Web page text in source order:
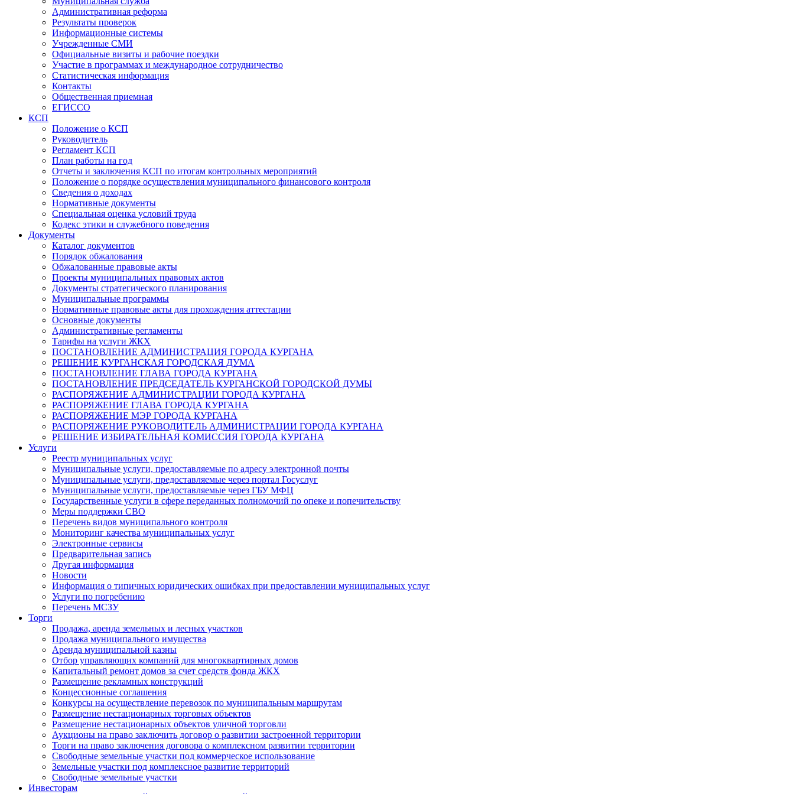
Административная реформа
Результаты проверок
Информационные системы
Учрежденные СМИ
Официальные визиты и рабочие поездки
Участие в программах и международное сотрудничество
Статистическая информация
Контакты
Общественная приемная
ЕГИССО
КСП
Положение о КСП
Руководитель
Регламент КСП
План работы на год
Отчеты и заключения КСП по итогам контрольных мероприятий
Положение о порядке осуществления муниципального финансового контроля
Сведения о доходах
Нормативные документы
Специальная оценка условий труда
Кодекс этики и служебного поведения
Документы
Каталог документов
Порядок обжалования
Обжалованные правовые акты
Проекты муниципальных правовых актов
Документы стратегического планирования
Муниципальные программы
Нормативные правовые акты для прохождения аттестации
Основные документы
Административные регламенты
Тарифы на услуги ЖКХ
ПОСТАНОВЛЕНИЕ АДМИНИСТРАЦИЯ ГОРОДА КУРГАНА
РЕШЕНИЕ КУРГАНСКАЯ ГОРОДСКАЯ ДУМА
ПОСТАНОВЛЕНИЕ ГЛАВА ГОРОДА КУРГАНА
ПОСТАНОВЛЕНИЕ ПРЕДСЕДАТЕЛЬ КУРГАНСКОЙ ГОРОДСКОЙ ДУМЫ
РАСПОРЯЖЕНИЕ АДМИНИСТРАЦИИ ГОРОДА КУРГАНА
РАСПОРЯЖЕНИЕ ГЛАВА ГОРОДА КУРГАНА
РАСПОРЯЖЕНИЕ МЭР ГОРОДА КУРГАНА
РАСПОРЯЖЕНИЕ РУКОВОДИТЕЛЬ АДМИНИСТРАЦИИ ГОРОДА КУРГАНА
РЕШЕНИЕ ИЗБИРАТЕЛЬНАЯ КОМИССИЯ ГОРОДА КУРГАНА
Услуги
Реестр муниципальных услуг
Муниципальные услуги, предоставляемые по адресу электронной почты
Муниципальные услуги, предоставляемые через портал Госуслуг
Муниципальные услуги, предоставляемые через ГБУ МФЦ
Государственные услуги в сфере переданных полномочий по опеке и попечительству
Меры поддержки СВО
Перечень видов муниципального контроля
Мониторинг качества муниципальных услуг
Электронные сервисы
Предварительная запись
Другая информация
Новости
Информация о типичных юридических ошибках при предоставлении муниципальных услуг
Услуги по погребению
Перечень МСЗУ
Торги
Продажа, аренда земельных и лесных участков
Продажа муниципального имущества
Аренда муниципальной казны
Отбор управляющих компаний для многоквартирных домов
Капитальный ремонт домов за счет средств фонда ЖКХ
Размещение рекламных конструкций
Концессионные соглашения
Конкурсы на осуществление перевозок по муниципальным маршрутам
Размещение нестационарных торговых объектов
Размещение нестационарных объектов уличной торговли
Аукционы на право заключить договор о развитии застроенной территории
Торги на право заключения договора о комплексном развитии территории
Свободные земельные участки под коммерческое использование
Земельные участки под комплексное развитие территорий
Свободные земельные участки
Инвесторам